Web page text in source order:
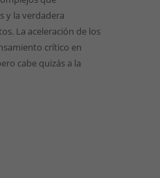
y la verdadera
La aceleración de los
crítico en
cabe quizás a la